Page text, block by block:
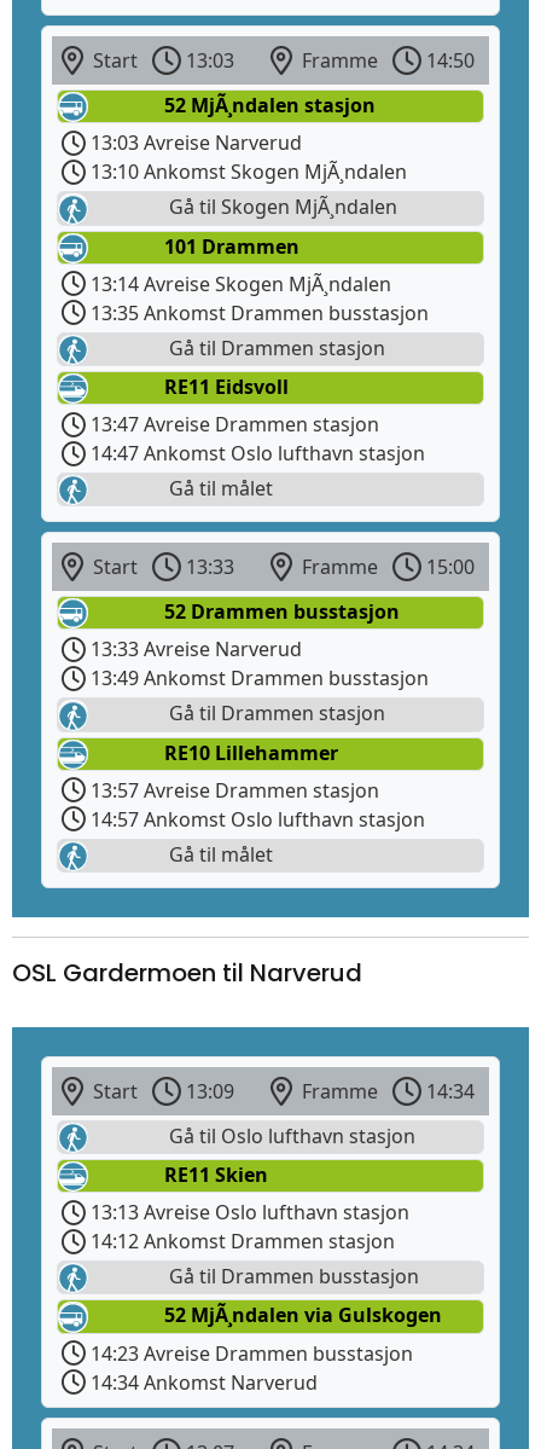
Start 13:03 Framme
14:50
52 MjÃ¸ndalen stasjon
13:03 Avreise Narverud
13:10 Ankomst Skogen MjÃ¸ndalen
Gå til Skogen MjÃ¸ndalen
101 Drammen
13:14 Avreise Skogen MjÃ¸ndalen
13:35 Ankomst Drammen busstasjon
Gå til Drammen stasjon
RE11 Eidsvoll
13:47 Avreise Drammen stasjon
14:47 Ankomst Oslo lufthavn stasjon
Gå til målet
Start 13:33 Framme
15:00
52 Drammen busstasjon
13:33 Avreise Narverud
13:49 Ankomst Drammen busstasjon
Gå til Drammen stasjon
RE10 Lillehammer
13:57 Avreise Drammen stasjon
14:57 Ankomst Oslo lufthavn stasjon
Gå til målet
OSL Gardermoen til Narverud
Start 13:09 Framme
14:34
Gå til Oslo lufthavn stasjon
RE11 Skien
13:13 Avreise Oslo lufthavn stasjon
14:12 Ankomst Drammen stasjon
Gå til Drammen busstasjon
52 MjÃ¸ndalen via Gulskogen
14:23 Avreise Drammen busstasjon
14:34 Ankomst Narverud